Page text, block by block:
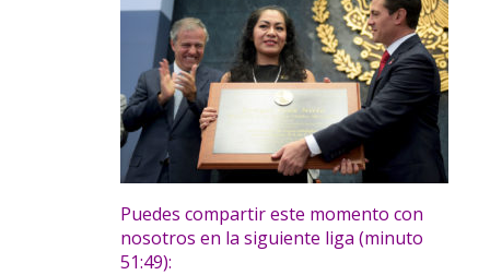
Puedes compartir este momento con
nosotros en la siguiente liga (minuto
51:49):